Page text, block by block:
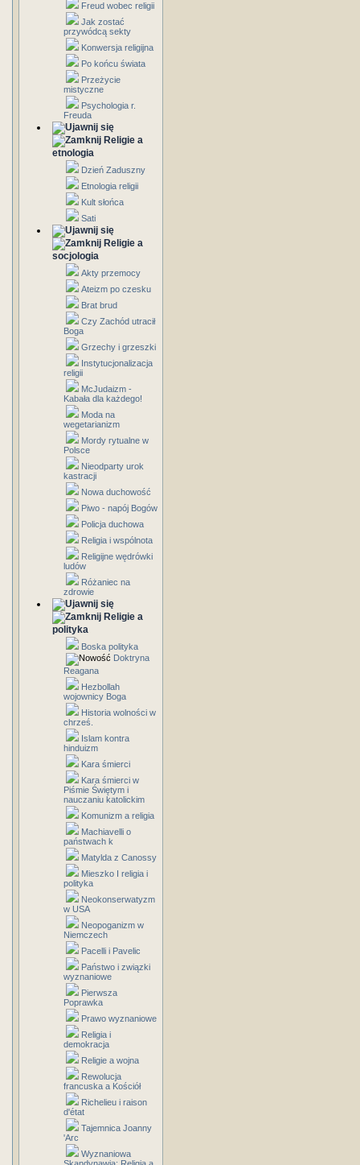
Freud wobec religii
Jak zostać
przywódcą sekty
Konwersja religijna
Po końcu świata
Przeżycie
mistyczne
Psychologia r.
Freuda
Religie a
etnologia
Dzień Zaduszny
Etnologia religii
Kult słońca
Sati
Religie a
socjologia
Akty przemocy
Ateizm po czesku
Brat brud
Czy Zachód utracił
Boga
Grzechy i grzeszki
Instytucjonalizacja
religii
McJudaizm -
Kabała dla każdego!
Moda na
wegetarianizm
Mordy rytualne w
Polsce
Nieodparty urok
kastracji
Nowa duchowość
Piwo - napój Bogów
Policja duchowa
Religia i wspólnota
Religijne wędrówki
ludów
Różaniec na
zdrowie
Religie a
polityka
Boska polityka
Doktryna
Reagana
Hezbollah
wojownicy Boga
Historia wolności w
chrześ.
Islam kontra
hinduizm
Kara śmierci
Kara śmierci w
Piśmie Świętym i
nauczaniu katolickim
Komunizm a religia
Machiavelli o
państwach k
Matylda z Canossy
Mieszko I religia i
polityka
Neokonserwatyzm
w USA
Neopoganizm w
Niemczech
Pacelli i Pavelic
Państwo i związki
wyznaniowe
Pierwsza
Poprawka
Prawo wyznaniowe
Religia i
demokracja
Religie a wojna
Rewolucja
francuska a Kościół
Richelieu i raison
d'état
Tajemnica Joanny
'Arc
Wyznaniowa